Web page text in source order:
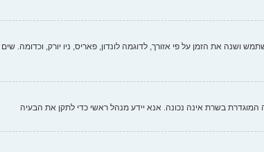
את הזמן על פי אזורך, לדוגמה לונדון, פאריס, ניו יורק, וכדומה.
המוגדרת בשרת אינה נכונה. אנא יידע מנהל ראשי כדי לתקן את הבעיה